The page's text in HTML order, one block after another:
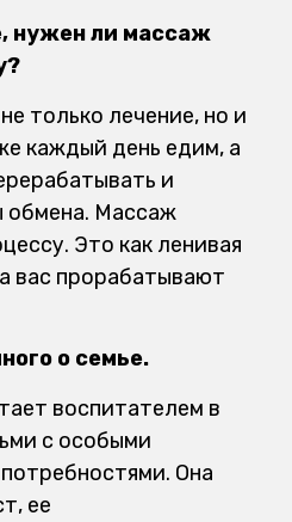
нужен ли массаж
только лечение, но и
каждый день едим, а
и
обмена. Массаж
Это как ленивая
вас прорабатывают
о семье.
воспитателем в
с особыми
Она
ее